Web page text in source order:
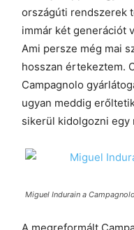
országúti rendszerek
immár két generációt
Ami persze még mai
hosszan értekeztem.
Campagnolo
ugyan meddig
sikerül kidolgozni egy
Miguel Indurain a